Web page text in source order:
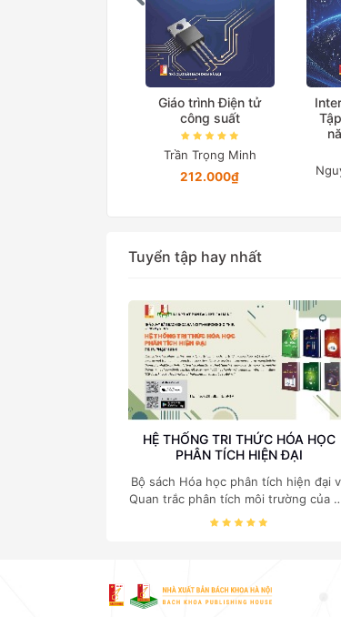
Giáo trình Điện tử
công suất
Trần Trọng Minh
212.000₫
Tuyển tập hay nhất
HỆ THỐNG TRI THỨC HÓA HỌC
PHÂN TÍCH HIỆN ĐẠI
Bộ sách Hóa học phân tích hiện đại
Quan trắc phân tích môi trường của
Giáo sư, Tiến sĩ Phạm Luận là một
Hóa học phân tích tại Việt Nam hiện
nay. Bộ sách mang đến một hệ thống